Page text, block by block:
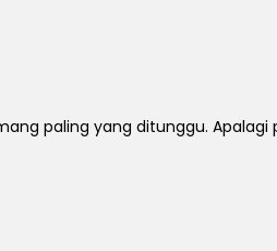
paling yang ditunggu.